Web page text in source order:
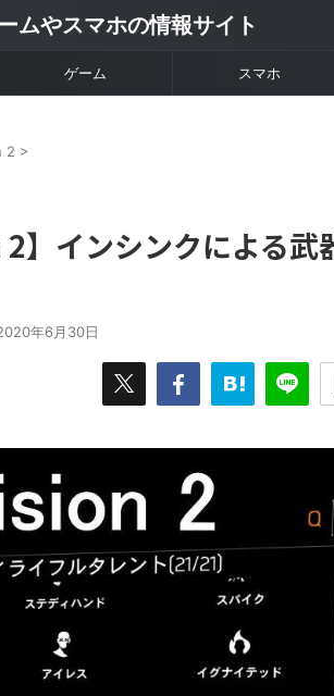
ムやスマホの情報サイト
ゲーム スマホ
2 >
2】インシンクによる
年6月30日